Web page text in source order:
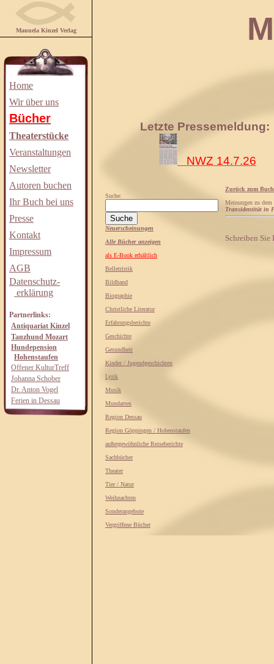
Manuela Kinzel Verlag
Home
Wir über uns
Bücher
Theaterstücke
Veranstaltungen
Newsletter
Autoren buchen
Ihr Buch bei uns
Presse
Kontakt
Impressum
AGB
Datenschutz-
erklärung
Partnerlinks:
Antiquariat Kinzel
Tanzhund Mozart
Hundepension
Hohenstaufen
Offener KulturTreff
Johanna Schober
Dr. Anton Vogel
Ferien in Dessau
Letzte Pressemeldung:
NWZ 14.7.26
Suche:
Neuerscheinungen
Alle Bücher anzeigen
als E-Book erhältlich
Belletristik
Bildband
Biographie
Christliche Literatur
Erfahrungsberichte
Geschichte
Gesundheit
Kinder / Jugendgeschichten
Lyrik
Musik
Mundarten
Region Dessau
Region Göppingen / Hohenstaufen
außergewöhnliche Reiseberichte
Sachbücher
Theater
Tier / Natur
Weihnachten
Sonderangebote
Vergriffene Bücher
Zurück zum Buch
Meinungen zu
Transidentität in
Schreiben